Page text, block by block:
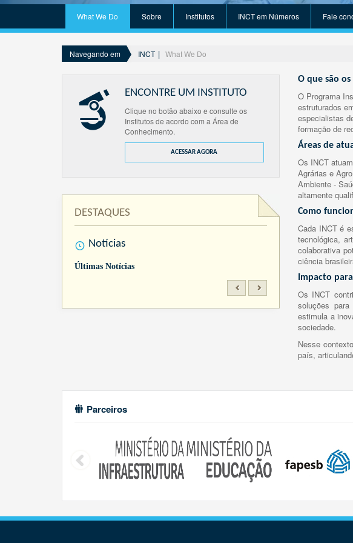
What We Do Sobre Institutos INCT em Números Fale
Navegando em INCT What We Do
ENCONTRE UM INSTITUTO
Clique no botão abaixo e consulte os
Institutos de acordo com a Área de
Conhecimento.
ACESSAR AGORA
DESTAQUES
Notícias
Últimas Notícias
O que são os
O Programa
estruturados
especialistas
formação de
Áreas de
Os INCT
Agrárias e
Ambiente -
altamente
Como
Cada INCT é
tecnológica,
colaborativa
ciência
Impacto
Os INCT
soluções
estimula a
sociedade.
Nesse
país,
Parceiros